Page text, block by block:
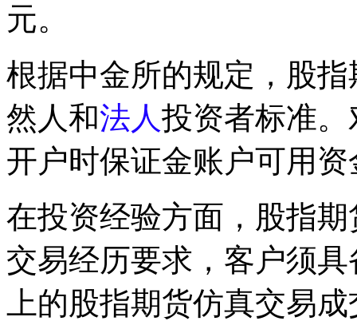
元。
根据中金所的规定，股
然人和法人投资者标准
开户时保证金账户可用
在投资经验方面，股指
交易经历要求，客户须
上的股指期货仿真交易